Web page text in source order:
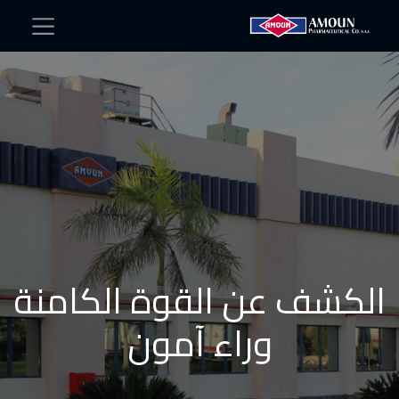
الكشف عن القوة الكامنة
وراء آمون